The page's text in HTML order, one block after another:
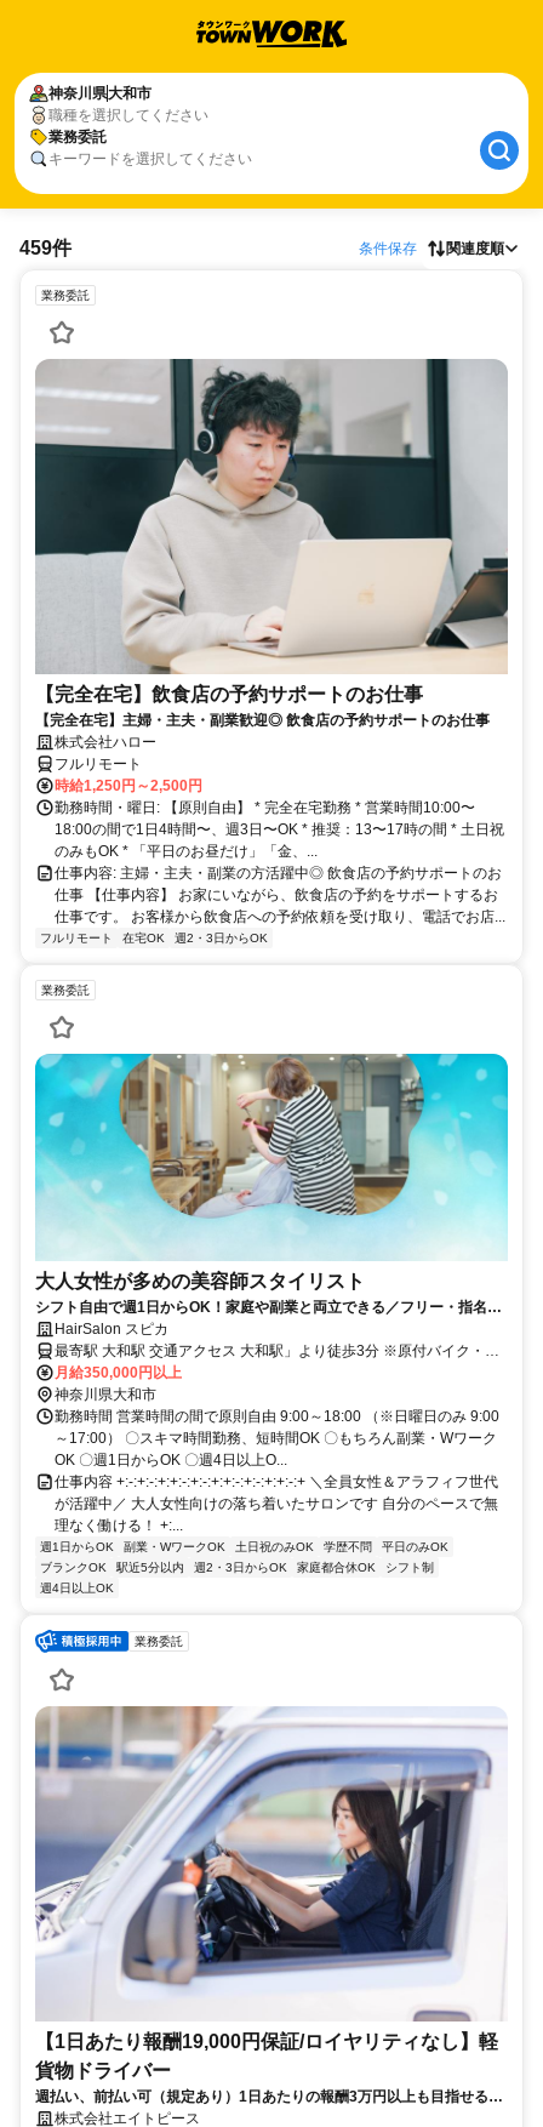
神奈川県大和市
職種を選択してください
業務委託
キーワードを選択してください
459件 条件保存 関連度順
業務委託
【完全在宅】飲食店の予約サポートのお仕事
【完全在宅】主婦・主夫・副業歓迎◎ 飲食店の予約サポートのお仕事
株式会社ハロー
フルリモート
時給1,250円～2,500円
勤務時間・曜日: 【原則自由】 * 完全在宅勤務 * 営業時間10:00〜
18:00の間で1日4時間〜、週3日〜OK * 推奨：13〜17時の間 * 土日祝
のみもOK * 「平日のお昼だけ」「金、...
仕事内容: 主婦・主夫・副業の方活躍中◎ 飲食店の予約サポートのお
仕事 【仕事内容】 お家にいながら、飲食店の予約をサポートするお
仕事です。 お客様から飲食店への予約依頼を受け取り、電話でお店...
フルリモート 在宅OK 週2・3日からOK
業務委託
大人女性が多めの美容師スタイリスト
シフト自由で週1日からOK！家庭や副業と両立できる／フリー・指名を
問わず還元率は40％。 指名料（1人500円）は、 全額を100％バック
HairSalon スピカ
最寄駅 大和駅 交通アクセス 大和駅」より徒歩3分 ※原付バイク・自
転車での通勤OK （店前に駐輪可能） ＊駅チカのサロンだから 通勤負
担も少なめ♪
月給350,000円以上
神奈川県大和市
勤務時間 営業時間の間で原則自由 9:00～18:00 （※日曜日のみ 9:00
～17:00） 〇スキマ時間勤務、短時間OK 〇もちろん副業・Wワーク
OK 〇週1日からOK 〇週4日以上O...
仕事内容 +:-:+:-:+:+:-:+:-:+:+:-:+:-:+:+:-:+ ＼全員女性＆アラフィフ世代
が活躍中／ 大人女性向けの落ち着いたサロンです 自分のペースで無
理なく働ける！ +:...
週1日からOK 副業・WワークOK 土日祝のみOK 学歴不問
平日のみOK
ブランクOK
駅近5分以内 週2・3日からOK 家庭都合休OK
シフト制
週4日以上OK
業務委託
【1日あたり報酬19,000円保証/ロイヤリティなし】軽
貨物ドライバー
週払い、前払い可（規定あり）1日あたりの報酬3万円以上も目指せる！
車両貸出OK！（保険加入で事故の時も安心）集配所への直行直帰OK！
株式会社エイトピース